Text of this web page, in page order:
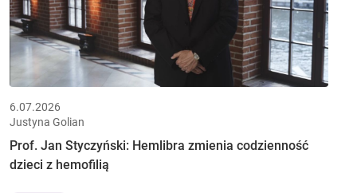
6.07.2026
Justyna Golian
Prof. Jan Styczyński: Hemlibra zmienia codzienność
dzieci z hemofilią